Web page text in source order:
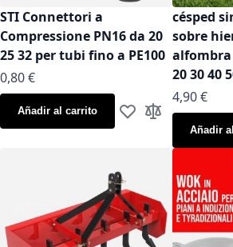
STI Connettori a
Compressione PN16 da 20
25 32 per tubi fino a PE100
As low as
0,80 €
Añadir al carrito Añadir a la Lista de
Añadir para
césped
sobre
20 30 40
As low as
4,90 €
Añadir